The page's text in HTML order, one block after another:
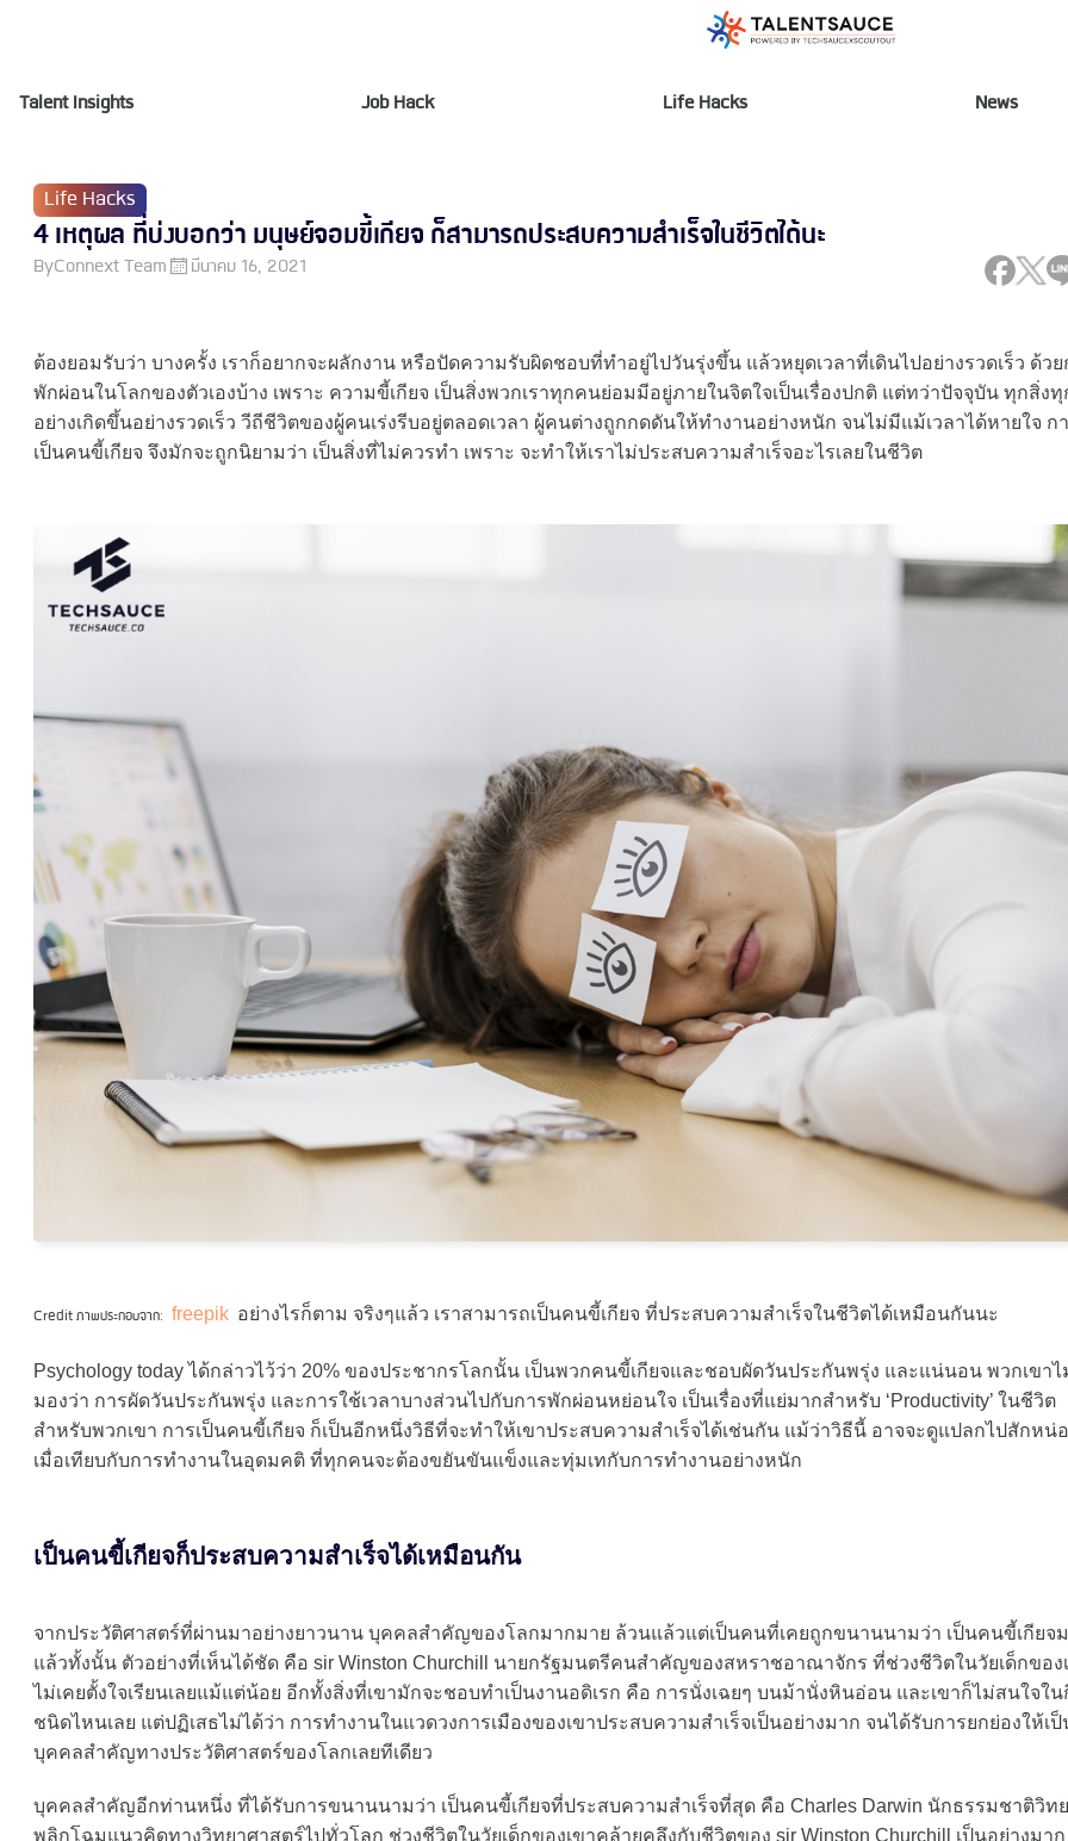
Talent Insights Job Hack Life Hacks News
Life Hacks
4 เหตุผล ที่บ่งบอกว่า มนุษย์จอมขี้เกียจ ก็สามารถประสบความสำเร็จในชีวิตได้นะ
ByConnext Team มีนาคม 16, 2021
ต้องยอมรับว่า บางครั้ง เราก็อยากจะผลักงาน หรือปัดความรับผิดชอบที่ทำอยู่ไปวันรุ่งขึ้น แล้วหยุดเวลาที่เดินไปอย่างรวดเร็ว ด้วย
พักผ่อนในโลกของตัวเองบ้าง เพราะ ความขี้เกียจ เป็นสิ่งพวกเราทุกคนย่อมมีอยู่ภายในจิตใจเป็นเรื่องปกติ แต่ทว่าปัจจุบัน ทุกสิ่งทุ
อย่างเกิดขึ้นอย่างรวดเร็ว วีถีชีวิตของผู้คนเร่งรีบอยู่ตลอดเวลา ผู้คนต่างถูกกดดันให้ทำงานอย่างหนัก จนไม่มีแม้เวลาได้หายใจ ก
เป็นคนขี้เกียจ จึงมักจะถูกนิยามว่า เป็นสิ่งที่ไม่ควรทำ เพราะ จะทำให้เราไม่ประสบความสำเร็จอะไรเลยในชีวิต
Credit ภาพประกอบจาก: freepik อย่างไรก็ตาม จริงๆแล้ว เราสามารถเป็นคนขี้เกียจ ที่ประสบความสำเร็จในชีวิตได้เหมือนกันนะ
Psychology today ได้กล่าวไว้ว่า 20% ของประชากรโลกนั้น เป็นพวกคนขี้เกียจและชอบผัดวันประกันพรุ่ง และแน่นอน พวกเขาไ
มองว่า การผัดวันประกันพรุ่ง และการใช้เวลาบางส่วนไปกับการพักผ่อนหย่อนใจ เป็นเรื่องที่แย่มากสำหรับ ‘Productivity’ ในชีวิต
สำหรับพวกเขา การเป็นคนขี้เกียจ ก็เป็นอีกหนึ่งวิธีที่จะทำให้เขาประสบความสำเร็จได้เช่นกัน แม้ว่าวิธีนี้ อาจจะดูแปลกไปสักหน่
เมื่อเทียบกับการทำงานในอุดมคติ ที่ทุกคนจะต้องขยันขันแข็งและทุ่มเทกับการทำงานอย่างหนัก
เป็นคนขี้เกียจก็ประสบความสำเร็จได้เหมือนกัน
จากประวัติศาสตร์ที่ผ่านมาอย่างยาวนาน บุคคลสำคัญของโลกมากมาย ล้วนแล้วแต่เป็นคนที่เคยถูกขนานนามว่า เป็นคนขี้เกียจ
แล้วทั้งนั้น ตัวอย่างที่เห็นได้ชัด คือ sir Winston Churchill นายกรัฐมนตรีคนสำคัญของสหราชอาณาจักร ที่ช่วงชีวิตในวัยเด็กของ
ไม่เคยตั้งใจเรียนเลยแม้แต่น้อย อีกทั้งสิ่งที่เขามักจะชอบทำเป็นงานอดิเรก คือ การนั่งเฉยๆ บนม้านั่งหินอ่อน และเขาก็ไม่สนใจใ
ชนิดไหนเลย แต่ปฏิเสธไม่ได้ว่า การทำงานในแวดวงการเมืองของเขาประสบความสำเร็จเป็นอย่างมาก จนได้รับการยกย่องให้เป็
บุคคลสำคัญทางประวัติศาสตร์ของโลกเลยทีเดียว
บุคคลสำคัญอีกท่านหนึ่ง ที่ได้รับการขนานนามว่า เป็นคนขี้เกียจที่ประสบความสำเร็จที่สุด คือ Charles Darwin นักธรรมชาติวิท
พลิกโฉมแนวคิดทางวิทยาศาสตร์ไปทั่วโลก ช่วงชีวิตในวัยเด็กของเขาคล้ายคลึงกับชีวิตของ sir Winston Churchill เป็นอย่างมาก